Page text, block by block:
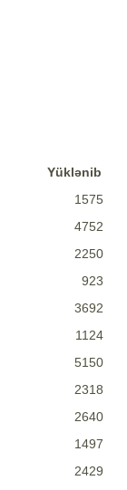
Yüklənib
1575
4752
2250
923
3692
1124
5150
2318
2640
1497
2429